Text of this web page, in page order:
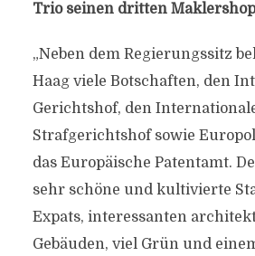
Trio seinen dritten
„Neben dem Regierungssitz
Haag viele Botschaften, den
Gerichtshof, den
Strafgerichtshof sowie
das Europäische Patentamt.
sehr schöne und kultivierte
Expats, interessanten
Gebäuden, viel Grün und